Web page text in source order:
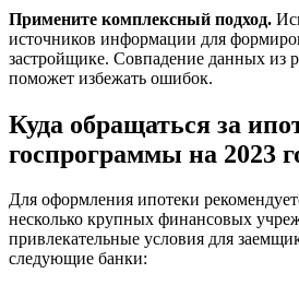
Примените комплексный подход.
источников информации для
застройщике. Совпадение данных из
поможет избежать ошибок.
Куда обращаться за
госпрограммы на 2023
Для оформления ипотеки
несколько крупных финансовых
привлекательные условия для
следующие банки: